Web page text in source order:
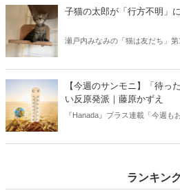
信じるか信じないかは、あなた次
子猫の太郎が「行方不明」
瀬戸内みなみの「猫は友だち」第
【今週のサンモニ】「待っ
い反原発派｜藤原かずえ
『Hanada』プラス連載「今週も
ランキン